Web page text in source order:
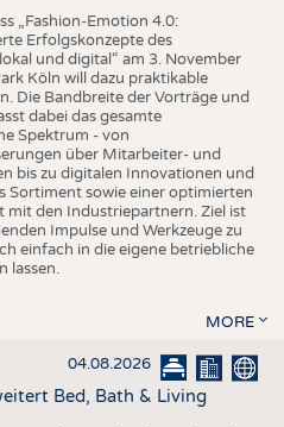
„Fashion-Emotion 4.0:
Erfolgskonzepte des
und digital“ am 3. November
Köln will dazu praktikable
Die Bandbreite der Vorträge und
dabei das gesamte
Spektrum - von
über Mitarbeiter- und
bis zu digitalen Innovationen und
Sortiment sowie einer optimierten
mit den Industriepartnern. Ziel ist
Impulse und Werkzeuge zu
einfach in die eigene betriebliche
lassen.
MORE
04.08.2026
Bed, Bath & Living